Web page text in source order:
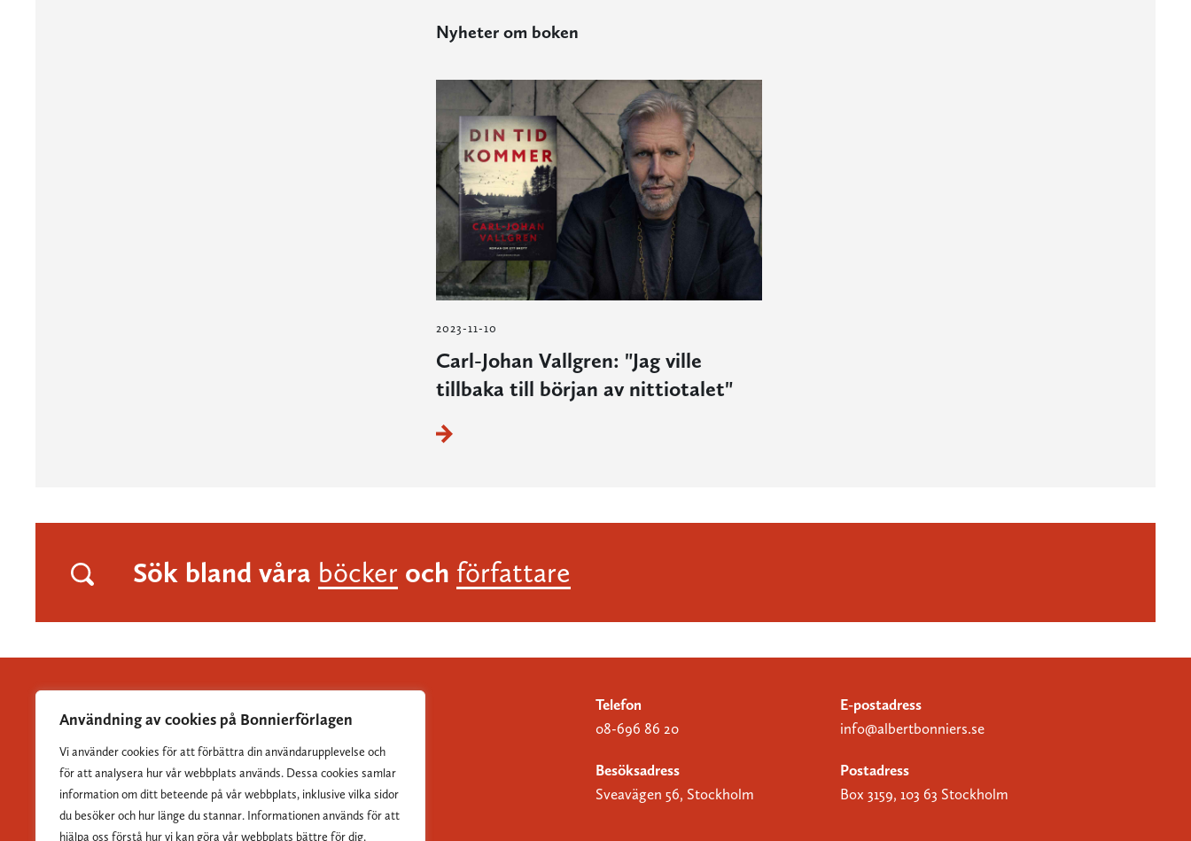
Användning av cookies på Bonnierförlagen
Vi använder cookies för att förbättra din användarupplevelse och
för att analysera hur vår webbplats används. Dessa cookies samlar
information om ditt beteende på vår webbplats, inklusive vilka sidor
du besöker och hur länge du stannar. Informationen används för att
hjälpa oss förstå hur vi kan göra vår webbplats bättre för dig.
Nyheter om boken
2023-11-10
Carl-Johan Vallgren: "Jag ville
tillbaka till början av nittiotalet"
Sök bland våra böcker och författare
Albert Bonniers Förlag grundades 1837 och är Sveriges
största skönlitterära förlag.
Telefon
08-696 86 20
E-postadress
info@albertbonniers.se
Besöksadress
Sveavägen 56, Stockholm
Postadress
Box 3159, 103 63 Stockholm